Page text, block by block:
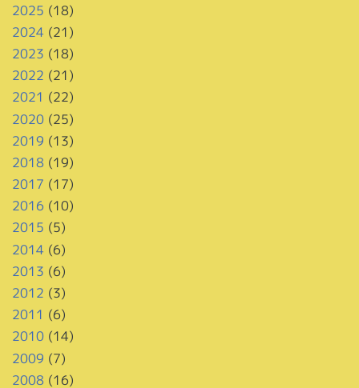
2025 (18)
2024 (21)
2023 (18)
2022 (21)
2021 (22)
2020(25)
2019 (13)
2018 (19)
2017 (17)
2016 (10)
2015 (5)
2014 (6)
2013 (6)
2012 (3)
2011 (6)
2010(14)
2009 (7)
2008 (16)